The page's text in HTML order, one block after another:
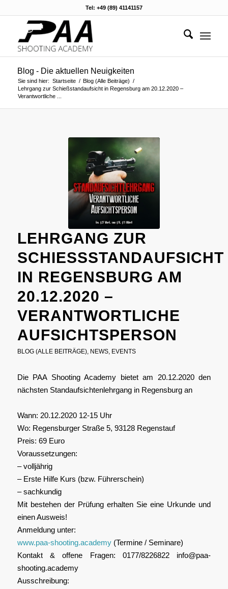
Tel: +49 (89) 41141157
Blog - Die aktuellen Neuigkeiten
Sie sind hier: Startseite / Blog (Alle Beiträge) /
Lehrgang zur Schießstandaufsicht in Regensburg am 20.12.2020 –
Verantwortliche ...
LEHRGANG ZUR
SCHIESSSTANDAUFSICHT I
N REGENSBURG AM 2
0.12.2020 – V
ERANTWORTLICHE A
UFSICHTSPERSON
BLOG (ALLE BEITRÄGE), NEWS, EVENTS
Die PAA Shooting Academy bietet am 20.12.2020 den
nächsten Standaufsichtenlehrgang in Regensburg an
Wann: 20.12.2020 12-15 Uhr
Wo: Regensburger Straße 5, 93128 Regenstauf
Preis: 69 Euro
Voraussetzungen:
– volljährig
– Erste Hilfe Kurs (bzw. Führerschein)
– sachkundig
Mit bestehen der Prüfung erhalten Sie eine Urkunde und
einen Ausweis!
Anmeldung unter:
www.paa-shooting.academy(Termine / Seminare)
Kontakt & offene Fragen: 0177/8226822 info@paa-
shooting.academy
Ausschreibung: